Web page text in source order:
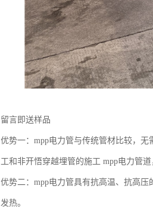
留言即送样品
优势一：mpp电力管与传统管材比较，
工和非开悟穿越埋管的施工 mpp电力管
优势二：mpp电力管具有抗高温、抗高
发热。